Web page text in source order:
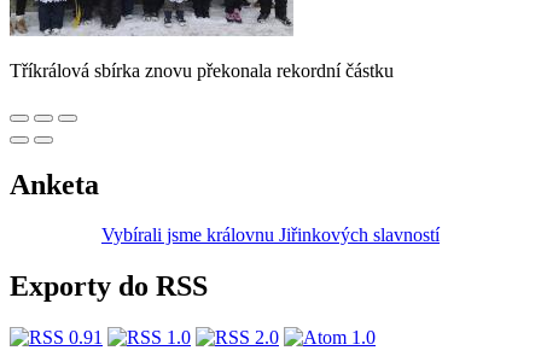
Tříkrálová sbírka znovu překonala rekordní částku
Anketa
Vybírali jsme královnu Jiřinkových slavností
Exporty do RSS